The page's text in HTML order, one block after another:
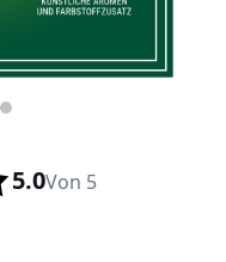
5.0Von 5